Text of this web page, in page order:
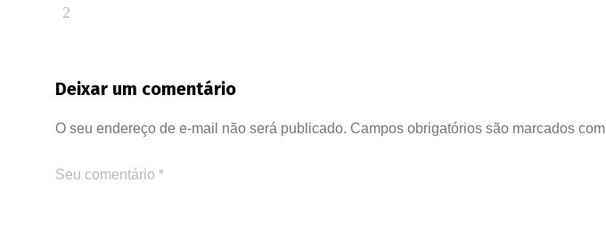
Deixar um comentário
O seu endereço de e-mail não será publicado. Campos obrigatórios são marcados com